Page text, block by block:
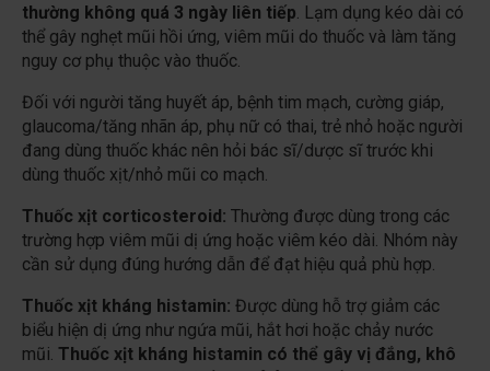
thường không quá 3 ngày liên tiếp. Lạm dụng kéo dài có
thể gây nghẹt mũi hồi ứng, viêm mũi do thuốc và làm tăng
nguy cơ phụ thuộc vào thuốc.
Đối với người tăng huyết áp, bệnh tim mạch, cường giáp,
glaucoma/tăng nhãn áp, phụ nữ có thai, trẻ nhỏ hoặc người
đang dùng thuốc khác nên hỏi bác sĩ/dược sĩ trước khi
dùng thuốc xịt/nhỏ mũi co mạch.
Thuốc xịt corticosteroid: Thường được dùng trong các
trường hợp viêm mũi dị ứng hoặc viêm kéo dài. Nhóm này
cần sử dụng đúng hướng dẫn để đạt hiệu quả phù hợp.
Thuốc xịt kháng histamin: Được dùng hỗ trợ giảm các
biểu hiện dị ứng như ngứa mũi, hắt hơi hoặc chảy nước
mũi. Thuốc xịt kháng histamin có thể gây vị đắng, khô